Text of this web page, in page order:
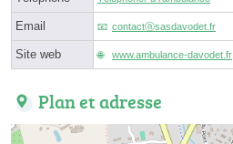
Email contactⓐsasdavodet.fr
Site web www.ambulance-davodet.fr
Plan et adresse